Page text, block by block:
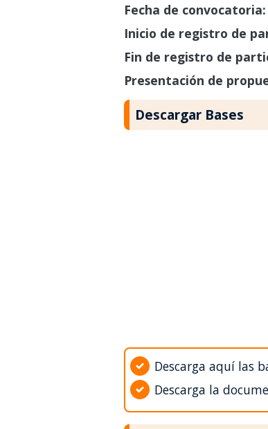
Fecha de convocatoria:
Inicio de registro de
Fin de registro de
Presentación de
Descargar Bases
Descarga aquí las
Descarga la